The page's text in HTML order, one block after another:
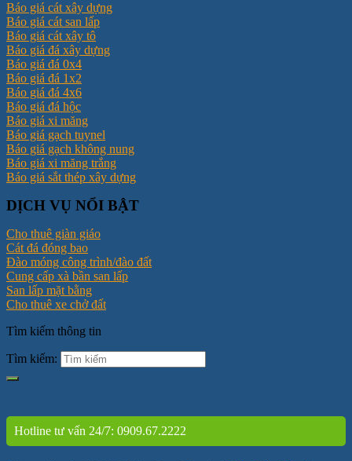
Báo giá cát xây dựng
Báo giá cát san lấp
Báo giá cát xây tô
Báo giá đá xây dựng
Báo giá đá 0x4
Báo giá đá 1x2
Báo giá đá 4x6
Báo giá đá hộc
Báo giá xi măng
Báo giá gạch tuynel
Báo giá gạch không nung
Báo giá xi măng trắng
Báo giá sắt thép xây dựng
DỊCH VỤ NỔI BẬT
Cho thuê giàn giáo
Cát đá đóng bao
Đào móng công trình/đào đất
Cung cấp xà bần san lấp
San lấp mặt bằng
Cho thuê xe chở đất
Tìm kiếm thông tin
Tìm kiếm:
Hotline tư vấn 24/7: 0909.67.2222